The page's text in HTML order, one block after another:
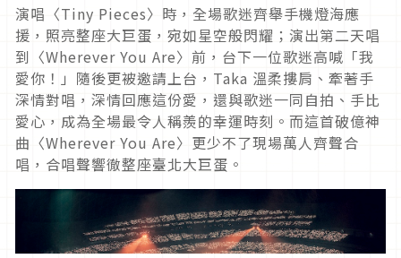
演唱〈Tiny Pieces〉時，全場歌迷齊舉手機燈海應
援，照亮整座大巨蛋，宛如星空般閃耀；演出第二天唱
到〈Wherever You Are〉前，台下一位歌迷高喊「我
愛你！」隨後更被邀請上台，Taka 溫柔摟肩、牽著手
深情對唱，深情回應這份愛，還與歌迷一同自拍、手比
愛心，成為全場最令人稱羨的幸運時刻。而這首破億神
曲〈Wherever You Are〉更少不了現場萬人齊聲合
唱，合唱聲響徹整座臺北大巨蛋。